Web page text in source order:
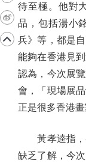
待至極。他對
品，包括湯小
兵》等，都是
能夠在香港見
認為，今次展
會，「現場展
正是很多香港畫
黃孝逵指，
缺乏了解，今